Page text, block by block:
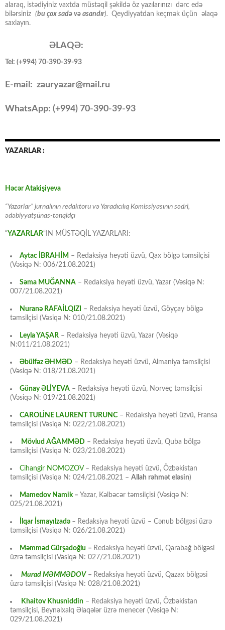
alaraq, istədiyiniz vaxtda müstəqil şəkildə öz yazılarınızı dərc edə
bilərsiniz (bu çox sadə və asandır). Qeydiyyatdan keçmək üçün əlaqə
saxlayın.
ƏLAQƏ:
Tel: (+994) 70-390-39-93
E-mail: zauryazar@mail.ru
WhatsApp: (+994) 70-390-39-93
YAZARLAR :
Həcər Atakişiyeva
“Yazarlar” jurnalının redaktoru və Yaradıcılıq Komissiyasının sədri,
ədəbiyyatşünas-tənqidçı
“YAZARLAR“IN MÜSTƏQİL YAZARLARI:
Aytac İBRAHİM – Redaksiya heyəti üzvü, Qax bölgə təmsilçisi
(Vəsiqə N: 006/21.08.2021)
Səma MUĞANNA – Redaksiya heyəti üzvü, Yazar (Vəsiqə N:
007/21.08.2021)
Nuranə RAFAİLQIZI
– Redaksiya heyəti üzvü, Göyçay bölgə
təmsilçisi (Vəsiqə N: 010/21.08.2021)
Leyla YAŞAR – Redaksiya heyəti üzvü, Yazar (Vəsiqə
N:011/21.08.2021)
Əbülfəz ƏHMƏD – Redaksiya heyəti üzvü, Almaniya təmsilçisi
(Vəsiqə N: 018/21.08.2021)
Günay ƏLİYEVA – Redaksiya heyəti üzvü, Norveç təmsilçisi
(Vəsiqə N: 019/21.08.2021)
CAROLİNE LAURENT TURUNC – Redaksiya heyəti üzvü, Fransa
təmsilçisi (Vəsiqə N: 022/21.08.2021)
Mövlud AĞAMMƏD – Redaksiya heyəti üzvü, Quba bölgə
təmsilçisi (Vəsiqə N: 023/21.08.2021)
Cihangir NOMOZOV– Redaksiya heyəti üzvü, Özbəkistan
təmsilçisi (Vəsiqə N: 024/21.08.2021 – Allah rəhmət eləsin)
Mamedov Namik– Yazar, Kəlbəcər təmsilçisi (Vəsiqə N:
025/21.08.2021)
İlqar İsmayılzadə – Redaksiya heyəti üzvü – Cənub bölgəsi üzrə
təmsilçisi (Vəsiqə N: 026/21.08.2021)
Məmməd Gürşadoğlu – Redaksiya heyəti üzvü, Qarabağ bölgəsi
üzrə təmsilçisi (Vəsiqə N: 027/21.08.2021)
Murad MƏMMƏDOV – Redaksiya heyəti üzvü, Qazax bölgəsi
üzrə təmsilçisi (Vəsiqə N: 028/21.08.2021)
Khaitov Khusniddin – Redaksiya heyəti üzvü, Özbəkistan
təmsilçisi, Beynəlxalq Əlaqələr üzrə menecer (Vəsiqə N:
029/21.08.2021)